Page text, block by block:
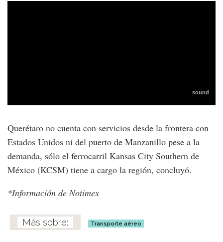
Querétaro no cuenta con servicios desde la frontera con
Estados Unidos ni del puerto de Manzanillo pese a la
demanda, sólo el ferrocarril Kansas City Southern de
México (KCSM) tiene a cargo la región, concluyó.
*Información de Notimex
Transporte aéreo